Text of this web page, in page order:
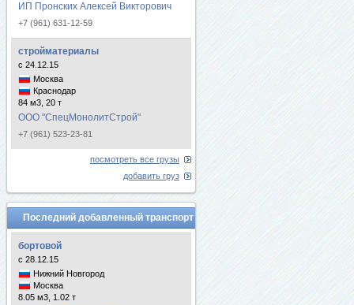
ИП Пронских Алексей Викторович
+7 (961) 631-12-59
стройматериалы
с 24.12.15
Москва
Краснодар
84 м3, 20 т
ООО "СпецМонолитСтрой"
+7 (961) 523-23-81
посмотреть все грузы
добавить груз
Последний добавленный транспорт
бортовой
с 28.12.15
Нижний Новгород
Москва
8.05 м3, 1.02 т